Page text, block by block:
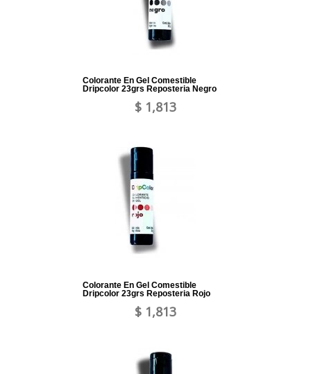
Colorante En Gel Comestible
Dripcolor 23grs Reposteria Negro
$ 1,813
Colorante En Gel Comestible
Dripcolor 23grs Reposteria Rojo
$ 1,813